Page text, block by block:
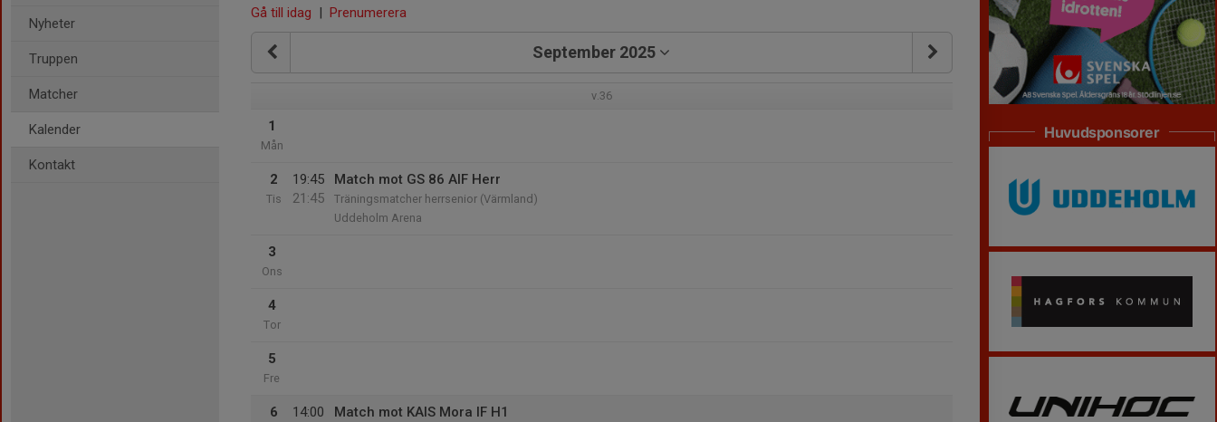
Nyheter
Truppen
Matcher
Kalender
Kontakt
Gå till idag | Prenumerera
September 2025
v.36
1
Mån
2
Tis
19:45
21:45
Match mot GS 86 AIF Herr
Träningsmatcher herrsenior (Värmland)
Uddeholm Arena
3
Ons
4
Tor
5
Fre
6
14:00
Match mot KAIS Mora IF H1
Huvudsponsorer